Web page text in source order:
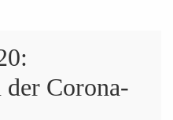
Corona-